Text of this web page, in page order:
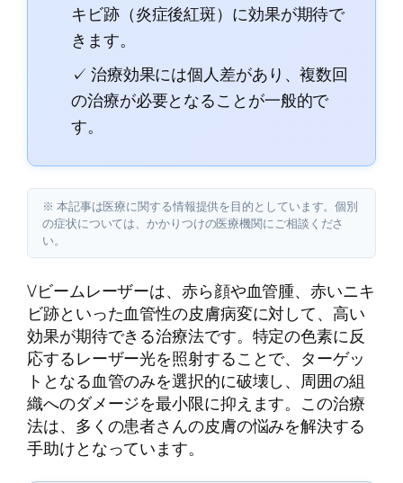
キビ跡（炎症後紅斑）に効果が期待で
きます。
✓ 治療効果には個人差があり、複数回
の治療が必要となることが一般的で
す。
※ 本記事は医療に関する情報提供を目的としています。個別
の症状については、かかりつけの医療機関にご相談くださ
い。
Vビームレーザーは、赤ら顔や血管腫、赤いニキ
ビ跡といった血管性の皮膚病変に対して、高い
効果が期待できる治療法です。特定の色素に反
応するレーザー光を照射することで、ターゲッ
トとなる血管のみを選択的に破壊し、周囲の組
織へのダメージを最小限に抑えます。この治療
法は、多くの患者さんの皮膚の悩みを解決する
手助けとなっています。